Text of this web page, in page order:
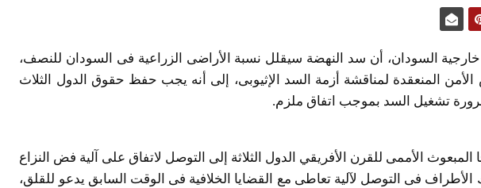
السودان، أن سد النهضة سيقلل نسبة الأراضى الزراعية فى السودان للنصف،
المنعقدة لمناقشة أزمة السد الإثيوبى، إلى أنه يجب حفظ حقوق الدول الثلاث
تشغيل السد بموجب اتفاق ملزم.
المبعوث الأممى للقرن الأفريقي الدول الثلاثة إلى التوصل لاتفاق على آلية فض النزاع
فى التوصل لآلية تعاطى مع القضايا الخلافية فى الوقت السابق يدعو للقلق،